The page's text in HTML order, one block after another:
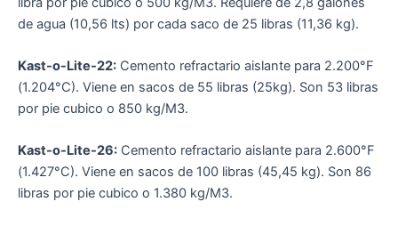
de agua (10,56 lts) por cada saco de 25 libras (11,36 kg).
Kast-o-Lite-22: Cemento refractario aislante para 2.200°F
(1.204°C). Viene en sacos de 55 libras (25kg). Son 53 libras
por pie cubico o 850 kg/M3.
Kast-o-Lite-26: Cemento refractario aislante para 2.600°F
(1.427°C). Viene en sacos de 100 libras (45,45 kg). Son 86
libras por pie cubico o 1.380 kg/M3.